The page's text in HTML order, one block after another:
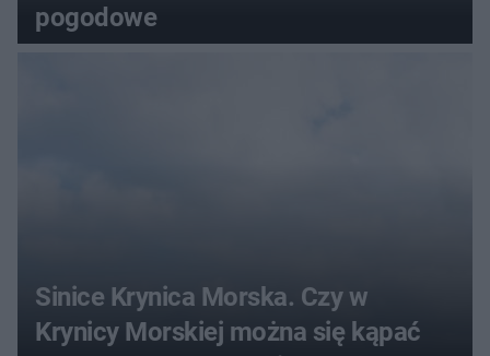
pogodowe
Sinice Krynica Morska. Czy w
Krynicy Morskiej można się kąpać